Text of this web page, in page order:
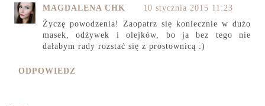
MAGDALENA CHK
10 stycznia 2015 11:23
Życzę powodzenia! Zaopatrz się koniecznie w dużo
masek, odżywek i olejków, bo ja bez tego nie
dałabym rady rozstać się z prostownicą :)
ODPOWIEDZ